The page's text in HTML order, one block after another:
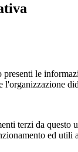
presenti le
l'organizzazione
terzi da questo
ed utili